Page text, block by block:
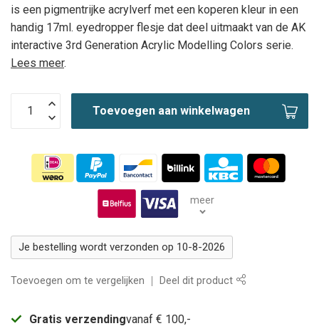
is een pigmentrijke acrylverf met een koperen kleur in een
handig 17ml. eyedropper flesje dat deel uitmaakt van de AK
interactive 3rd Generation Acrylic Modelling Colors serie.
Lees meer.
Toevoegen aan winkelwagen
meer
Je bestelling wordt verzonden op 10-8-2026
Toevoegen om te vergelijken Deel dit product
Gratis verzendingvanaf € 100,-